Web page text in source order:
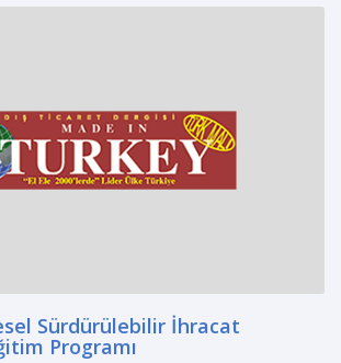
Sürdürülebilir İhracat
Programı